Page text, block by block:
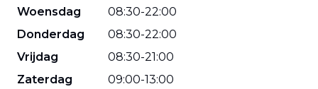
Woensdag
08:30-22:00
Donderdag
08:30-22:00
Vrijdag
08:30-21:00
Zaterdag
09:00-13:00